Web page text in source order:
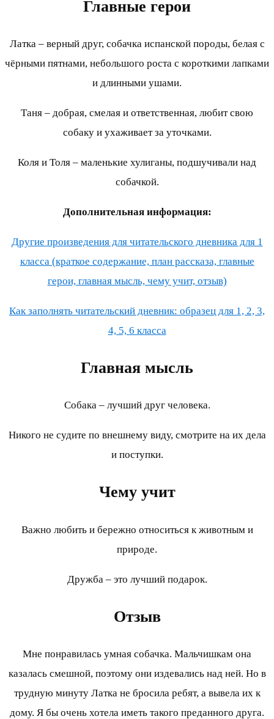
Главные герои
Латка – верный друг, собачка испанской породы, белая с
чёрными пятнами, небольшого роста с короткими лапками
и длинными ушами.
Таня – добрая, смелая и ответственная, любит свою
собаку и ухаживает за уточками.
Коля и Толя – маленькие хулиганы, подшучивали над
собачкой.
Дополнительная информация:
Другие произведения для читательского дневника для 1
класса (краткое содержание, план рассказа, главные
герои, главная мысль, чему учит, отзыв)
Как заполнять читательский дневник: образец для 1, 2, 3,
4, 5, 6 класса
Главная мысль
Собака – лучший друг человека.
Никого не судите по внешнему виду, смотрите на их дела
и поступки.
Чему учит
Важно любить и бережно относиться к животным и
природе.
Дружба – это лучший подарок.
Отзыв
Мне понравилась умная собачка. Мальчишкам она
казалась смешной, поэтому они издевались над ней. Но в
трудную минуту Латка не бросила ребят, а вывела их к
дому. Я бы очень хотела иметь такого преданного друга.